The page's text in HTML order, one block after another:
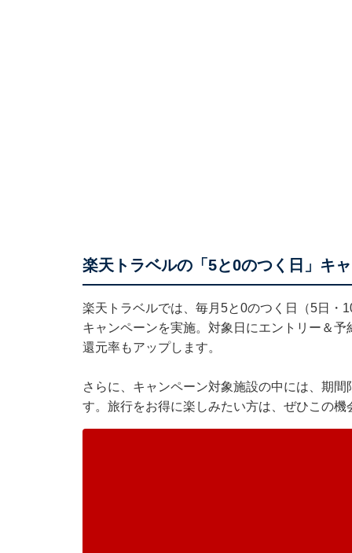
楽天トラベルの「5と0のつく日」キ
楽天トラベルでは、毎月5と0のつく日（5日・
キャンペーンを実施。対象日にエントリー＆
還元率もアップします。
さらに、キャンペーン対象施設の中には、期
す。旅行をお得に楽しみたい方は、ぜひこの機